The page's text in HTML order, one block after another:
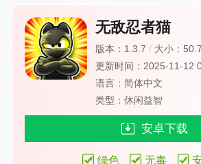
无敌忍者猫
版本：1.3.7/ 大小：
更新时间：2025-11-12
语言：简体中文
类型：休闲益智
安卓下载
绿色 无毒